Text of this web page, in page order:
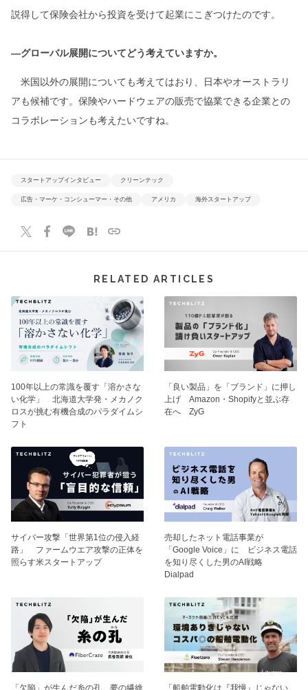
説得して保険会社から投資を受けて起業にこぎつけたのです。
―グローバル展開についてどう考えていますか。
米国以外の展開についても考えてはおり、日本やオーストラリ
アも候補です。保険やハードウェアの販売で協業できる企業との
コラボレーションも考えたいですね。
スタートアップインタビュー クリーンテック
広告・マーケ・コンシューマー・その他 アメリカ 海外スタートアップ
RELATED ARTICLES
100年以上の常識を覆す「溶かさな
い化学」 北海道大学発・メカノク
ロスが挑む有機合成のパラダイムシ
フト
「良い製品」を「ブランド」に押し
上げ Amazon・Shopifyと並ぶ存
在へ ZyG
サイバー攻撃「世界第1位の侵入経
路」 ファームウエア攻撃の正体を
照らす米スタートアップ
売却したネット電話事業が
「Google Voice」に ビジネス電話
を知り尽くした男のAI戦略
Dialpad
「欠陥」が生んだ糸の孔 夢の繊維
「船舶電動化は『我慢』じゃない、